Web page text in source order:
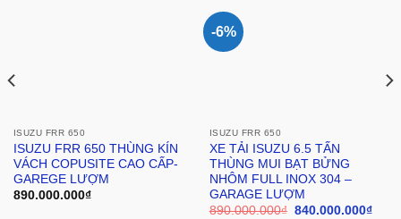
ISUZU FRR 650
ISUZU FRR 650 THÙNG KÍN
VÁCH COPUSITE CAO CẤP-
GAREGE LƯỢM
890.000.000₫
-6%
ISUZU FRR 650
XE TẢI ISUZU 6.5 TẤN
THÙNG MUI BẠT BỬNG
NHÔM FULL INOX 304 –
GARAGE LƯỢM
890.000.000₫ 840.000.000₫